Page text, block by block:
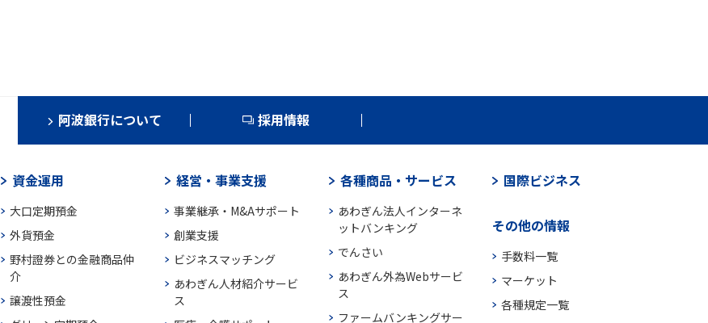
阿波銀行について 採用情報
資金運用
大口定期預金
外貨預金
野村證券との金融商品仲
介
譲渡性預金
経営・事業支援
事業継承・M&Aサポート
創業支援
ビジネスマッチング
あわぎん人材紹介サービ
ス
各種商品・サービス
あわぎん法人インターネ
ットバンキング
でんさい
あわぎん外為Webサービ
ス
ファームバンキングサー
国際ビジネス
その他の情報
手数料一覧
マーケット
各種規定一覧